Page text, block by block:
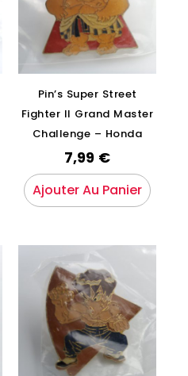
Pin’s Super Street
Fighter II Grand Master
Challenge – Honda
7,99 €
Ajouter Au Panier